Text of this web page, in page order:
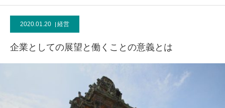
2020.01.20 経営
企業としての展望と働くことの意義とは